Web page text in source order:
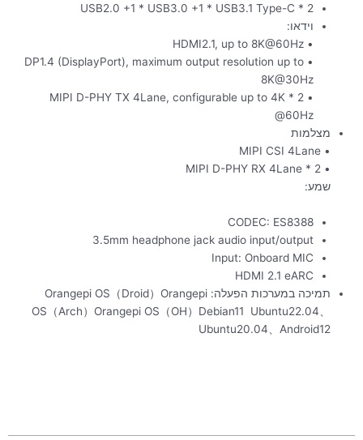
2 * USB2.0 +1 * USB3.0 +1 * USB3.1 Type-C
וידאו:
• HDMI2.1, up to 8K@60Hz
• DP1.4 (DisplayPort), maximum output resolution up to
8K@30Hz
• 2 * MIPI D-PHY TX 4Lane, configurable up to 4K
@60Hz
מצלמות
• MIPI CSI 4Lane
• 2 * MIPI D-PHY RX 4Lane
שמע:
CODEC: ES8388
3.5mm headphone jack audio input/output
Input: Onboard MIC
HDMI 2.1 eARC
תמיכה במערכות הפעלה: Orangepi OS（Droid）Orangepi
OS（Arch）Orangepi OS（OH）Debian11 Ubuntu22.04、
Ubuntu20.04、Android12